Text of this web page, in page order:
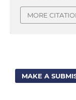
MORE
MAKE A